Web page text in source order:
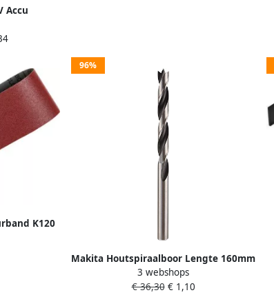
Accu
| Zonder
K120
96%
Makita Houtspiraalboor Lengte 160mm
Nuttige lengte 100mm Diameter
15mm
3 webshops
€ 36,30€ 1,10